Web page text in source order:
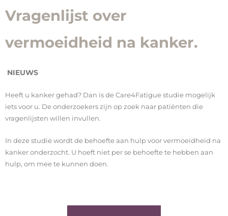
Vragenlijst over
vermoeidheid na kanker.
NIEUWS
Heeft u kanker gehad? Dan is de Care4Fatigue studie mogelijk
iets voor u. De onderzoekers zijn op zoek naar patiënten die
vragenlijsten willen invullen.
In deze studie wordt de behoefte aan hulp voor vermoeidheid na
kanker onderzocht. U hoeft niet per se behoefte te hebben aan
hulp, om mee te kunnen doen.